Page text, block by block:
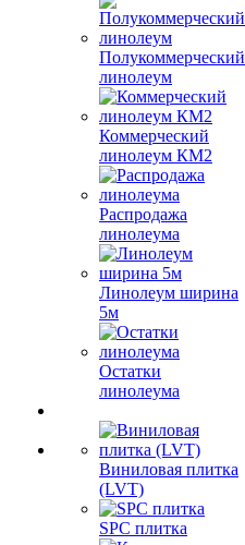
Полукоммерческий
линолеум
Коммерческий
линолеум КМ2
Распродажа
линолеума
Линолеум ширина
5м
Остатки
линолеума
Виниловая плитка
(LVT)
SPC плитка